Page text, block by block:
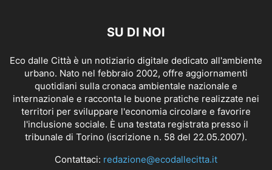
SU DI NOI
Eco dalle Città è un notiziario digitale dedicato all'ambiente
urbano. Nato nel febbraio 2002, offre aggiornamenti
quotidiani sulla cronaca ambientale nazionale e
internazionale e racconta le buone pratiche realizzate nei
territori per sviluppare l'economia circolare e favorire
l'inclusione sociale. È una testata registrata presso il
tribunale di Torino (iscrizione n. 58 del 22.05.2007).
Contattaci: redazione@ecodallecitta.it